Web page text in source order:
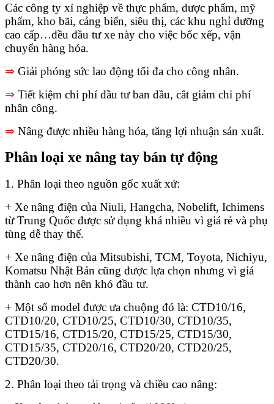
Các công ty xí nghiệp về thực phẩm, dược phẩm, mỹ
phẩm, kho bãi, cảng biển, siêu thị, các khu nghỉ dưỡng
cao cấp…đều đầu tư xe này cho việc bốc xếp, vận
chuyển hàng hóa.
⇒ Giải phóng sức lao động tối đa cho công nhân.
⇒ Tiết kiệm chi phí đầu tư ban đầu, cắt giảm chi phí
nhân công.
⇒ Nâng được nhiều hàng hóa, tăng lợi nhuận sản xuất.
Phân loại xe nâng tay bán tự động
1. Phân loại theo nguồn gốc xuất xứ:
+ Xe nâng điện của Niuli, Hangcha, Nobelift, Ichimens
từ Trung Quốc được sử dụng khá nhiều vì giá rẻ và phụ
tùng dễ thay thế.
+ Xe nâng điện của Mitsubishi, TCM, Toyota, Nichiyu,
Komatsu Nhật Bản cũng được lựa chọn nhưng vì giá
thành cao hơn nên khó đầu tư.
+ Một số model được ưa chuộng đó là: CTD10/16,
CTD10/20, CTD10/25, CTD10/30, CTD10/35,
CTD15/16, CTD15/20, CTD15/25, CTD15/30,
CTD15/35, CTD20/16, CTD20/20, CTD20/25,
CTD20/30.
2. Phân loại theo tải trọng và chiều cao nâng: